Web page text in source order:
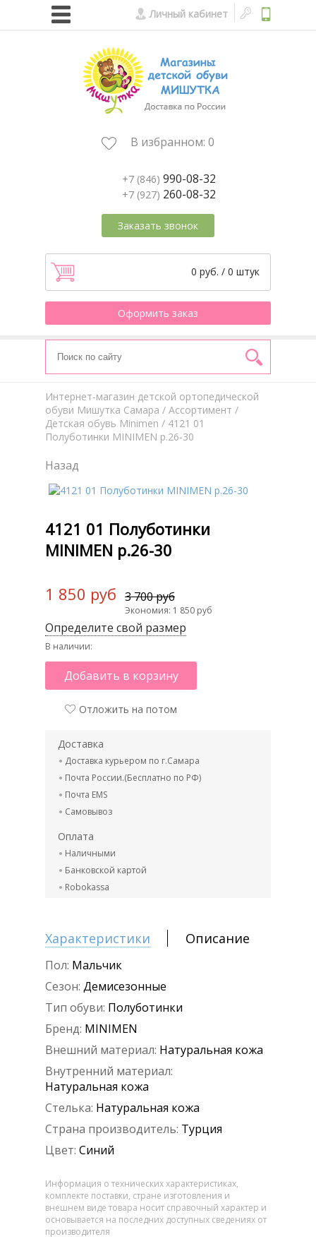
Личный кабинет
В избранном: 0
+7 (846) 990-08-32
+7 (927) 260-08-32
Заказать звонок
0 руб. / 0 штук
Оформить заказ
Интернет-магазин детской ортопедической
обуви Мишутка Самара / Aссортимент /
Детская обувь Minimen / 4121 01
Полуботинки MINIMEN р.26-30
Назад
4121 01 Полуботинки
MINIMEN р.26-30
1 850 руб 3 700 руб
Экономия: 1 850 руб
Определите свой размер
В наличии:
Добавить в корзину
Отложить на потом
Доставка
Доставка курьером по г.Самара
Почта России.(Бесплатно по РФ)
Почта EMS
Самовывоз
Оплата
Наличными
Банковской картой
Robokassa
Характеристики Описание
Пол: Мальчик
Сезон: Демисезонные
Тип обуви: Полуботинки
Бренд: MINIMEN
Внешний материал: Натуральная кожа
Внутренний материал:
Натуральная кожа
Стелька: Натуральная кожа
Страна производитель: Турция
Цвет: Синий
Информация о технических характеристиках,
комплекте поставки, стране изготовления и
внешнем виде товара носит справочный характер и
основывается на последних доступных сведениях от
производителя